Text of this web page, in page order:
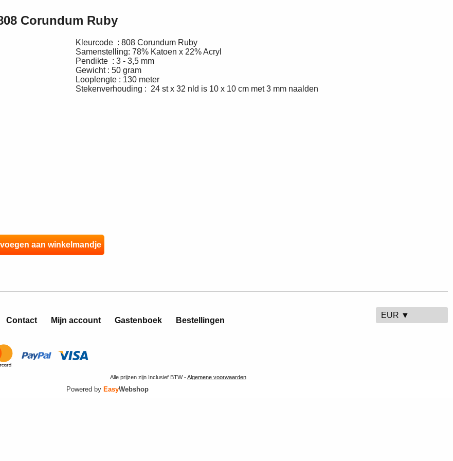
Corundum Ruby
Kleurcode : 808 Corundum Ruby
Samenstelling: 78% Katoen x 22% Acryl
Pendikte : 3 - 3,5 mm
Gewicht : 50 gram
Looplengte : 130 meter
Stekenverhouding : 24 st x 32 nld is 10 x 10 cm met 3 mm naalden
Contact Mijn account Gastenboek Bestellingen
EUR ▼
Alle prijzen zijn Inclusief BTW -Algemene voorwaarden
Powered by EasyWebshop